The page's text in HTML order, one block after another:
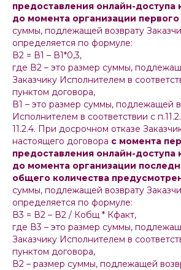
предоставления онлайн-доступа
до момента организации первого
суммы, подлежащей возврату
определяется по формуле:
В2 = В1 – В1*0,3,
где В2 – это размер суммы,
Заказчику Исполнителем в
пунктом договора,
В1 – это размер суммы, подлежащей
Исполнителем в соответствии с
11.2.4. При досрочном отказе
настоящего договора с момента
предоставления онлайн-доступа
до момента организации
общего количества
суммы, подлежащей возврату
определяется по формуле:
В3 = В2 – В2 / Кобщ * Кфакт,
где В3 – это размер суммы,
Заказчику Исполнителем в
пунктом договора,
В2 – размер суммы, подлежащей